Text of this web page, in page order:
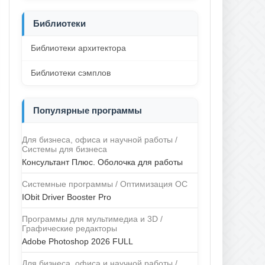
Библиотеки
Библиотеки архитектора
Библиотеки сэмплов
Популярные программы
Для бизнеса, офиса и научной работы /
Системы для бизнеса
Консультант Плюс. Оболочка для работы
Системные программы / Оптимизация ОС
IObit Driver Booster Pro
Программы для мультимедиа и 3D /
Графические редакторы
Adobe Photoshop 2026 FULL